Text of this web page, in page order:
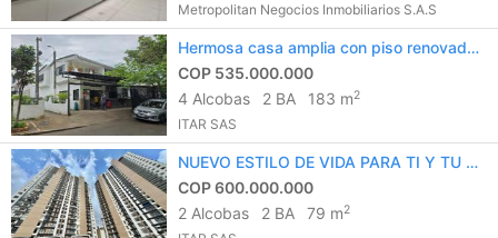
Metropolitan Negocios Inmobiliarios S.A.S
Hermosa casa amplia con piso renovado, espacios que enamoran y confort para disfrutar
COP 535.000.000
4 Alcobas
2 BA 183 m2
ITAR SAS
NUEVO ESTILO DE VIDA PARA TI Y TU FAMILIA
COP 600.000.000
2 Alcobas
2 BA 79 m2